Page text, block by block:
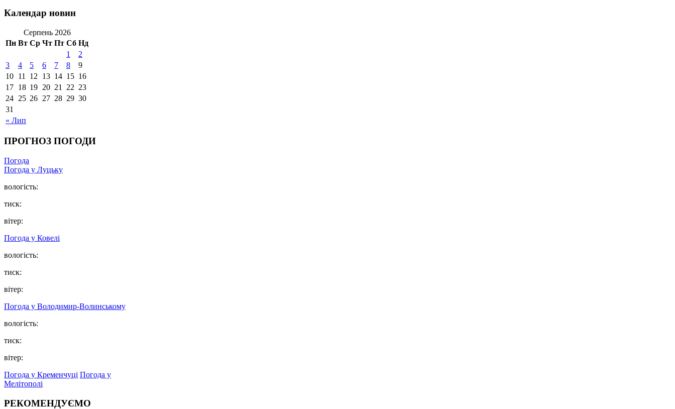
Календар новин
Серпень 2026
Пн Вт Ср Чт Пт Сб Нд
« Лип
1
2
3
4 5 6 7 8
9
10 11 12 13 14 15 16
17 18 19 20 21 22 23
24 25 26 27 28 29 30
31
ПРОГНОЗ ПОГОДИ
Погода
Погода у Луцьку
вологість:
тиск:
вітер:
Погода у Ковелі
вологість:
тиск:
вітер:
Погода у Володимир-Волинському
вологість:
тиск:
вітер:
Погода у Кременчуці Погода у
Мелітополі
РЕКОМЕНДУЄМО